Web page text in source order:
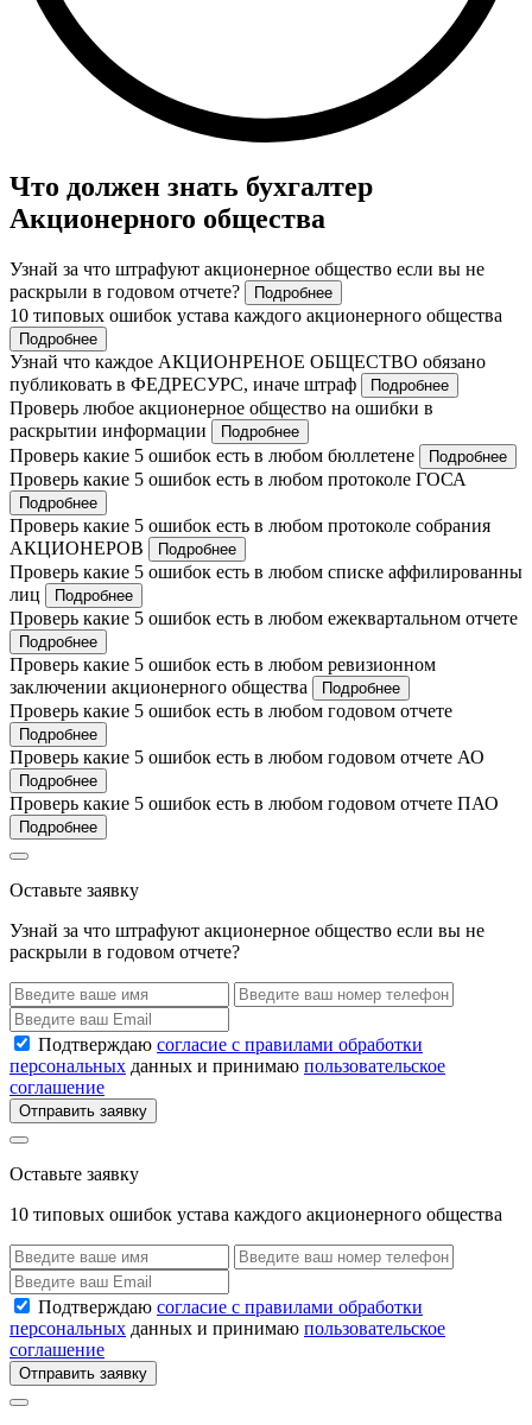
Что должен знать бухгалтер
Акционерного общества
Узнай за что штрафуют акционерное общество если вы не
раскрыли в годовом отчете?
Подробнее
10 типовых ошибок устава каждого акционерного общества
Подробнее
Узнай что каждое АКЦИОНРЕНОЕ ОБЩЕСТВО обязано
публиковать в ФЕДРЕСУРС, иначе штраф
Подробнее
Проверь любое акционерное общество на ошибки в
раскрытии информации
Подробнее
Проверь какие 5 ошибок есть в любом бюллетене Подробнее
Проверь какие 5 ошибок есть в любом протоколе ГОСА
Подробнее
Проверь какие 5 ошибок есть в любом протоколе собрания
АКЦИОНЕРОВ
Подробнее
Проверь какие 5 ошибок есть в любом списке аффилированны
лиц
Подробнее
Проверь какие 5 ошибок есть в любом ежеквартальном отчете
Подробнее
Проверь какие 5 ошибок есть в любом ревизионном
заключении акционерного общества
Подробнее
Проверь какие 5 ошибок есть в любом годовом отчете
Подробнее
Проверь какие 5 ошибок есть в любом годовом отчете АО
Подробнее
Проверь какие 5 ошибок есть в любом годовом отчете ПАО
Подробнее
Оставьте заявку
Узнай за что штрафуют акционерное общество если вы не
раскрыли в годовом отчете?
Подтверждаю согласие с правилами обработки
персональных данных и принимаю пользовательское
соглашение
Отправить заявку
Оставьте заявку
10 типовых ошибок устава каждого акционерного общества
Подтверждаю согласие с правилами обработки
персональных данных и принимаю пользовательское
соглашение
Отправить заявку